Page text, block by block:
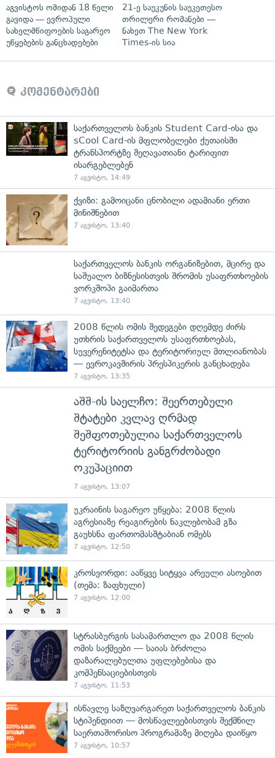
აგვისტოს ომიდან 18 წელი
გავიდა — ევროპული
სახელმწიფოების საგარეო
უწყებების განცხადებები
21-ე საუკუნის საუკეთესო
თრილერი რომანები —
ნახეთ The New York
Times-ის სია
კომენტარები
საქართველოს ბანკის Student Card-ისა და
sCool Card-ის მფლობელები ქუთაისში
ტრანსპორტზე შეღავათიანი ტარიფით
ისარგებლებენ
7 აგვისტო, 14:49
ქვიზი: გამოიცანი ცნობილი ადამიანი ერთი
მინიშნებით
7 აგვისტო, 13:40
საქართველოს ბანკის ორგანიზებით, მცირე და
საშუალო ბიზნესისთვის შრომის უსაფრთხოების
ვორკშოპი გაიმართა
7 აგვისტო, 13:40
2008 წლის ომის შედეგები დღემდე ძირს
უთხრის საქართველოს უსაფრთხოებას,
სუვერენიტეტსა და ტერიტორიულ მთლიანობას
— ევროკავშირის პრესპიკერის განცხადება
7 აგვისტო, 13:35
აშშ-ის საელჩო: შეერთებული
შტატები კვლავ ღრმად
შეშფოთებულია საქართველოს
ტერიტორიის განგრძობადი
ოკუპაციით
7 აგვისტო, 13:07
უკრაინის საგარეო უწყება: 2008 წლის
აგრესიაზე რეაგირების ნაკლებობამ გზა
გაუხსნა ფართომასშტაბიან ომებს
7 აგვისტო, 12:50
კროსვორდი: ააწყვე სიტყვა არეული ასოებით
(თემა: ზაფხული)
7 აგვისტო, 12:00
სტრასბურგის სასამართლო და 2008 წლის
ომის საქმეები — საიას ბრძოლა
დაზარალებულთა უფლებებისა და
კომპენსაციებისთვის
7 აგვისტო, 11:53
ისწავლე საზღვარგარეთ საქართველოს ბანკის
სტიპენდიით — მოსწავლეებისთვის შექმნილ
საერთაშორისო პროგრამაზე მიღება დაიწყო
7 აგვისტო, 10:57